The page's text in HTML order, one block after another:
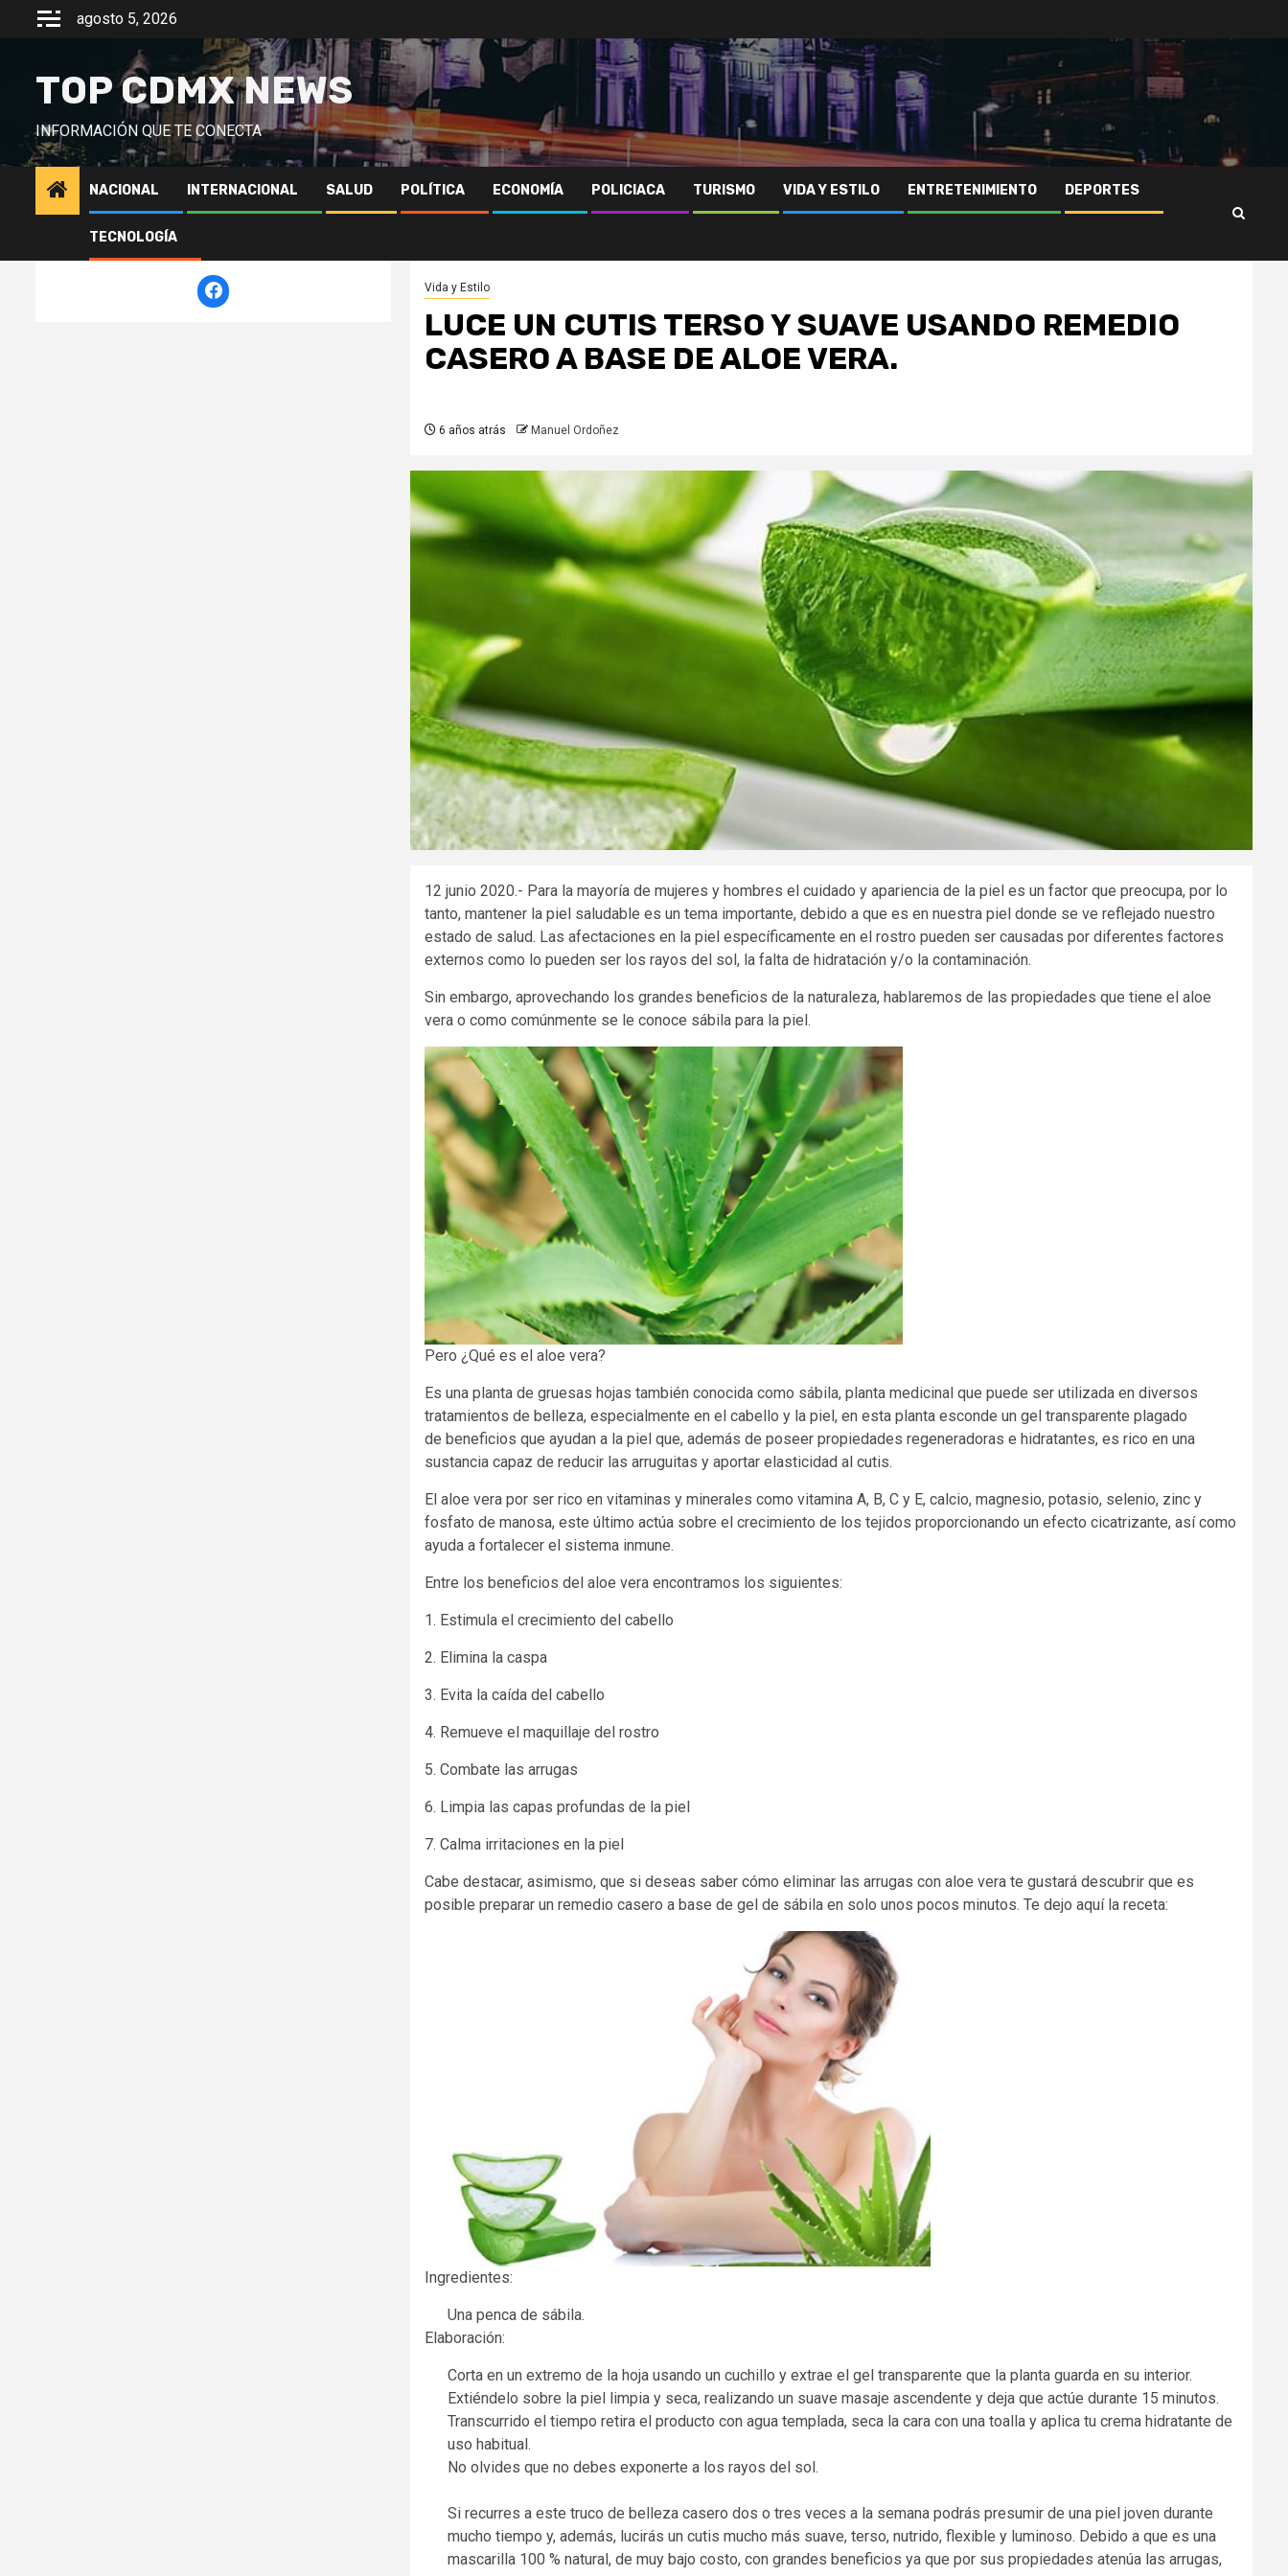
agosto 5, 2026
TOP CDMX NEWS
INFORMACIÓN QUE TE CONECTA
NACIONAL INTERNACIONAL SALUD POLÍTICA ECONOMÍA POLICIACA TURISMO VIDA Y ESTILO ENTRETENIMIENTO DEPORTES
TECNOLOGÍA
Vida y Estilo
LUCE UN CUTIS TERSO Y SUAVE USANDO REMEDIO
CASERO A BASE DE ALOE VERA.
6 años atrás Manuel Ordoñez
12 junio 2020.- Para la mayoría de mujeres y hombres el cuidado y apariencia de la piel es un factor que preocupa, por lo
tanto, mantener la piel saludable es un tema importante, debido a que es en nuestra piel donde se ve reflejado nuestro
estado de salud. Las afectaciones en la piel específicamente en el rostro pueden ser causadas por diferentes factores
externos como lo pueden ser los rayos del sol, la falta de hidratación y/o la contaminación.
Sin embargo, aprovechando los grandes beneficios de la naturaleza, hablaremos de las propiedades que tiene el aloe
vera o como comúnmente se le conoce sábila para la piel.
Pero ¿Qué es el aloe vera?
Es una planta de gruesas hojas también conocida como sábila, planta medicinal que puede ser utilizada en diversos
tratamientos de belleza, especialmente en el cabello y la piel, en esta planta esconde un gel transparente plagado
de beneficios que ayudan a la piel que, además de poseer propiedades regeneradoras e hidratantes, es rico en una
sustancia capaz de reducir las arruguitas y aportar elasticidad al cutis.
El aloe vera por ser rico en vitaminas y minerales como vitamina A, B, C y E, calcio, magnesio, potasio, selenio, zinc y
fosfato de manosa, este último actúa sobre el crecimiento de los tejidos proporcionando un efecto cicatrizante, así como
ayuda a fortalecer el sistema inmune.
Entre los beneficios del aloe vera encontramos los siguientes:
1. Estimula el crecimiento del cabello
2. Elimina la caspa
3. Evita la caída del cabello
4. Remueve el maquillaje del rostro
5. Combate las arrugas
6. Limpia las capas profundas de la piel
7. Calma irritaciones en la piel
Cabe destacar, asimismo, que si deseas saber cómo eliminar las arrugas con aloe vera te gustará descubrir que es
posible preparar un remedio casero a base de gel de sábila en solo unos pocos minutos. Te dejo aquí la receta:
Ingredientes:
Una penca de sábila.
Elaboración:
Corta en un extremo de la hoja usando un cuchillo y extrae el gel transparente que la planta guarda en su interior.
Extiéndelo sobre la piel limpia y seca, realizando un suave masaje ascendente y deja que actúe durante 15 minutos.
Transcurrido el tiempo retira el producto con agua templada, seca la cara con una toalla y aplica tu crema hidratante de
uso habitual.
No olvides que no debes exponerte a los rayos del sol.
Si recurres a este truco de belleza casero dos o tres veces a la semana podrás presumir de una piel joven durante
mucho tiempo y, además, lucirás un cutis mucho más suave, terso, nutrido, flexible y luminoso. Debido a que es una
mascarilla 100 % natural, de muy bajo costo, con grandes beneficios ya que por sus propiedades atenúa las arrugas,